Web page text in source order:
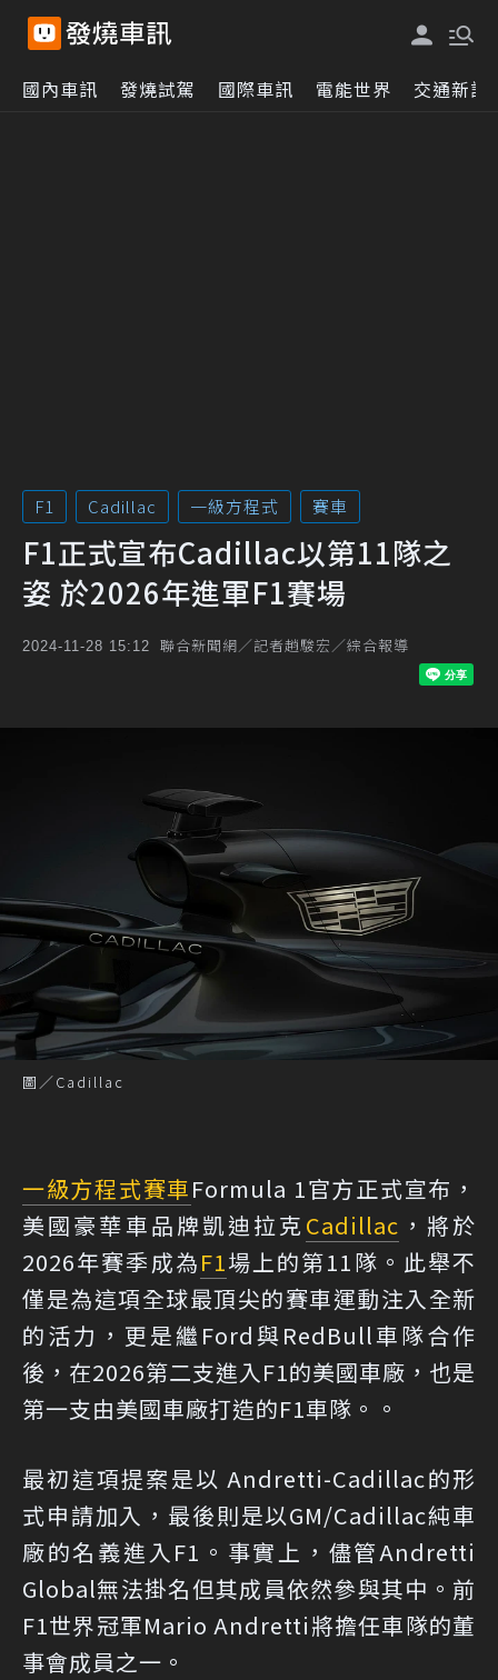
國內車訊 發燒試駕 國際車訊 電能世界 交通新訊
F1 Cadillac 一級方程式 賽車
F1正式宣布Cadillac以第11隊之
姿 於2026年進軍F1賽場
2024-11-28 15:12 聯合新聞網／記者趙駿宏／綜合報導
圖／Cadillac
一級方程式賽車Formula 1官方正式宣布，
美國豪華車品牌凱迪拉克 Cadillac ，將於
2026年賽季成為F1場上的第11隊。此舉不
僅是為這項全球最頂尖的賽車運動注入全新
的活力，更是繼Ford與RedBull車隊合作
後，在2026第二支進入F1的美國車廠，也是
第一支由美國車廠打造的F1車隊。。
最初這項提案是以 Andretti-Cadillac的形
式申請加入，最後則是以GM/Cadillac純車
廠的名義進入F1。事實上，儘管Andretti
Global無法掛名但其成員依然參與其中。前
F1世界冠軍Mario Andretti將擔任車隊的董
事會成員之一。